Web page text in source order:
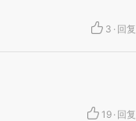
3 · 回复
19 · 回复